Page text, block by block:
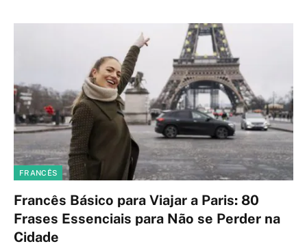
FRANCÊS
Francês Básico para Viajar a Paris: 80
Frases Essenciais para Não se Perder na
Cidade